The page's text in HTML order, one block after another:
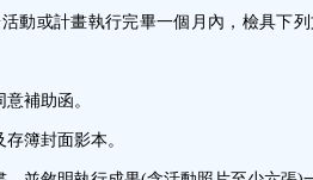
動或計畫執行完畢一個月內，檢具下
補助函。
簿封面影本。